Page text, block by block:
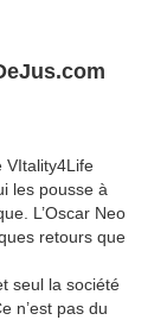
VItality4Life
les pousse à
L’Oscar Neo
retours que
seul la société
n’est pas du